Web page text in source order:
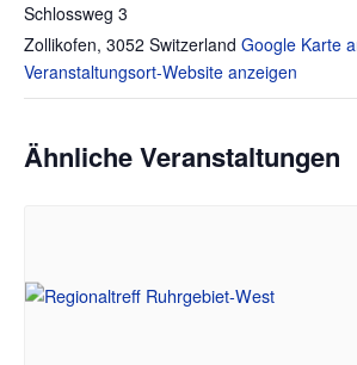
Schlossweg 3
Zollikofen, 3052 Switzerland Google Karte
Veranstaltungsort-Website anzeigen
Ähnliche Veranstaltungen